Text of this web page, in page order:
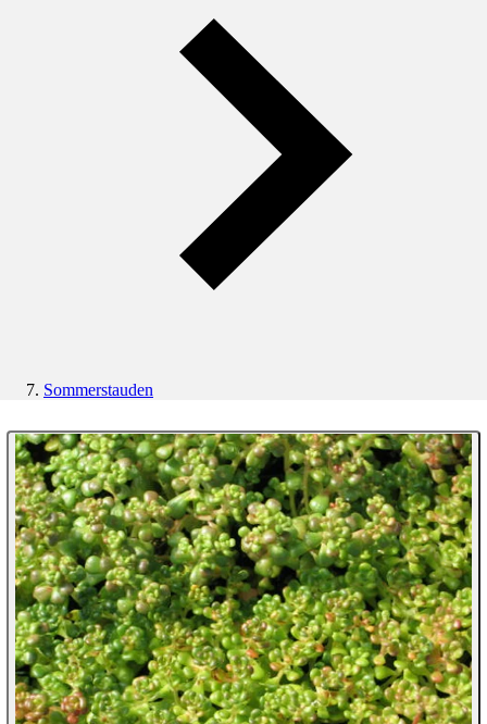
Sommerstauden